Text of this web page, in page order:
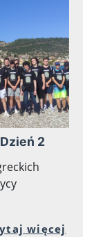
3artykułu:
2
więcej